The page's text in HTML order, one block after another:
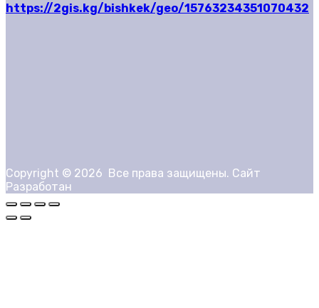
https://2gis.kg/bishkek/geo/15763234351070432
Copyright © 2026 Все права защищены. Сайт
Разработан